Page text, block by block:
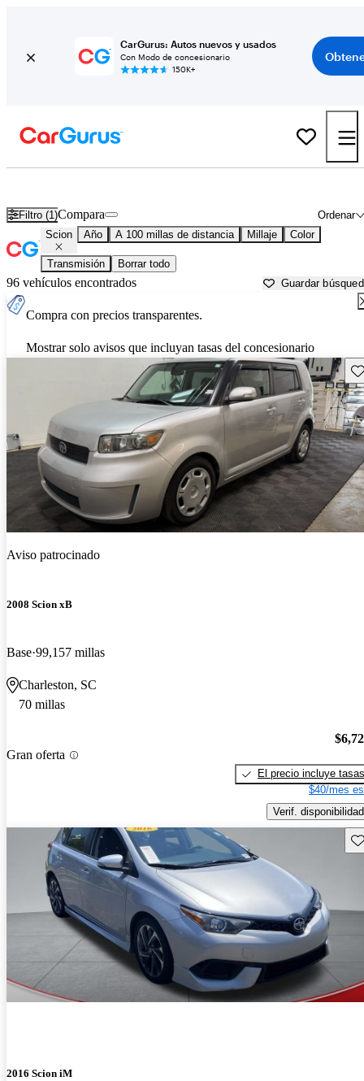
CarGurus: Autos nuevos y usados
Con Modo de concesionario
150K+
Filtro (1) Ordenar
Compara
Scion Año A 100 millas de distancia Millaje Color
Transmisión Borrar todo
96 vehículos encontrados Guardar
Compra con precios transparentes.
Mostrar solo avisos que incluyan tasas del concesionario
Aviso patrocinado
2008 Scion xB
Base 99,157 millas
Charleston, SC
70 millas
Gran oferta
El precio incluye tasas
$40/mes
Verif. disponibilidad
2016 Scion iM